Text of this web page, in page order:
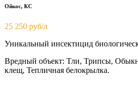
Ойкос, КС
25 250 руб/л
Уникальный инсектицид
Вредный объект: Тли, Трипсы,
клещ, Тепличная белокрылка.